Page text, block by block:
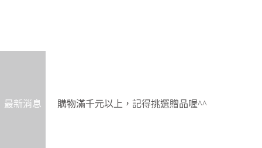
最新消息 購物滿千元以上，記得挑選贈品喔^^